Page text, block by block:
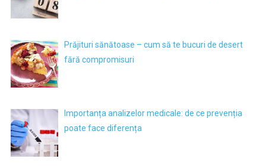
Prăjituri sănătoase – cum să te bucuri de desert
fără compromisuri
Importanța analizelor medicale: de ce prevenția
poate face diferența